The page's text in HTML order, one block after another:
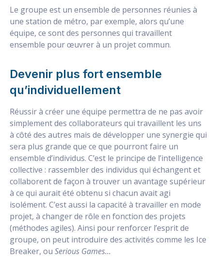
Le groupe est un ensemble de personnes réunies à
une station de métro, par exemple, alors qu’une
équipe, ce sont des personnes qui travaillent
ensemble pour œuvrer à un projet commun.
Devenir plus fort ensemble
qu’individuellement
Réussir à créer une équipe permettra de ne pas avoir
simplement des collaborateurs qui travaillent les uns
à côté des autres mais de développer une synergie qui
sera plus grande que ce que pourront faire un
ensemble d’individus. C’est le principe de l’intelligence
collective : rassembler des individus qui échangent et
collaborent de façon à trouver un avantage supérieur
à ce qui aurait été obtenu si chacun avait agi
isolément. C’est aussi la capacité à travailler en mode
projet, à changer de rôle en fonction des projets
(méthodes agiles). Ainsi pour renforcer l’esprit de
groupe, on peut introduire des activités comme les Ice
Breaker, ou Serious Games…